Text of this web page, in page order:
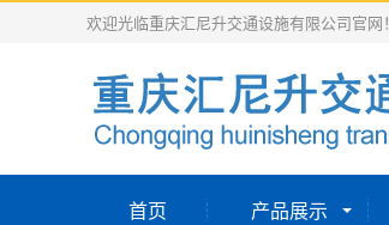
欢迎光临重庆汇尼升交通设施有限公司官网！
首页 产品展示